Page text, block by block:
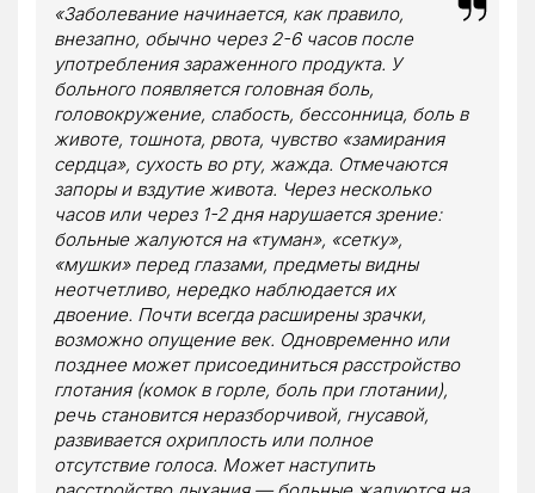
«Заболевание начинается, как правило,
внезапно, обычно через 2-6 часов после
употребления зараженного продукта. У
больного появляется головная боль,
головокружение, слабость, бессонница, боль в
животе, тошнота, рвота, чувство «замирания
сердца», сухость во рту, жажда. Отмечаются
запоры и вздутие живота. Через несколько
часов или через 1-2 дня нарушается зрение:
больные жалуются на «туман», «сетку»,
«мушки» перед глазами, предметы видны
неотчетливо, нередко наблюдается их
двоение. Почти всегда расширены зрачки,
возможно опущение век. Одновременно или
позднее может присоединиться расстройство
глотания (комок в горле, боль при глотании),
речь становится неразборчивой, гнусавой,
развивается охриплость или полное
отсутствие голоса. Может наступить